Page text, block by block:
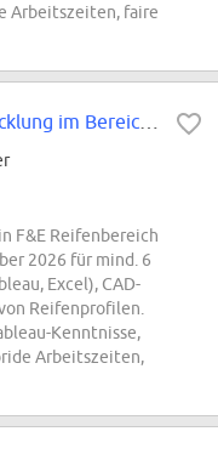
Arbeitszeiten, faire
F&E Reifenbereich
2026 für mind. 6
Excel), CAD-
Reifenprofilen.
Kenntnisse,
Arbeitszeiten,